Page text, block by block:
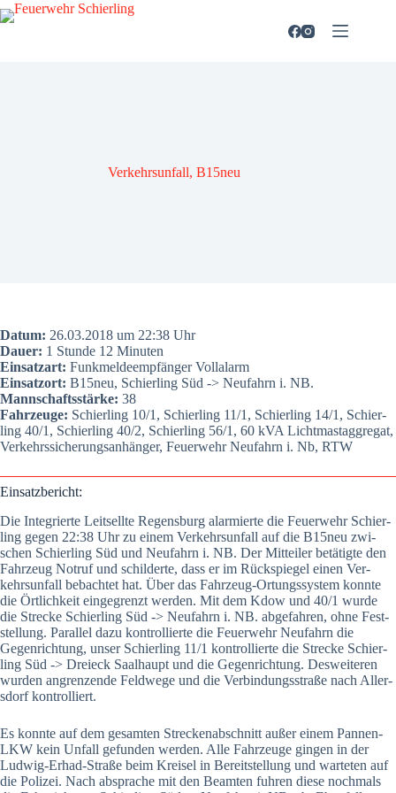
Zum
Inhalt
Ver­kehrs­un­fall, B15neu
Datum: 26.03.2018 um 22:38 Uhr
Dau­er: 1 Stun­de 12 Minu­ten
Ein­satz­art: Funk­mel­de­emp­fän­ger Voll­alarm
Ein­satz­ort: B15neu, Schier­ling Süd -> Neu­fahrn i. NB.
Mann­schafts­stär­ke: 38
Fahr­zeu­ge: Schier­ling 10/1, Schier­ling 11/1, Schier­ling 14/1, Schier­
ling 40/1, Schier­ling 40/2, Schier­ling 56/1, 60 kVA Licht­mast­ag­gre­gat,
Ver­kehrs­si­che­rungs­an­hän­ger, Feu­er­wehr Neu­fahrn i. Nb, RTW
Ein­satz­be­richt:
Die Inte­grier­te Leits­ell­te Regens­burg alar­mier­te die Feu­er­wehr Schier­
ling gegen 22:38 Uhr zu einem Ver­kehrs­un­fall auf die B15neu zwi­
schen Schier­ling Süd und Neu­fahrn i. NB. Der Mit­tei­ler betä­tig­te den
Fahr­zeug Not­ruf und schil­der­te, dass er im Rück­spie­gel einen Ver­
kehrs­un­fall bebach­tet hat. Über das Fahr­zeug-Ortungs­sys­tem konn­te
die Ört­lich­keit ein­ge­grenzt wer­den. Mit dem Kdow und 40/1 wur­de
die Stre­cke Schier­ling Süd -> Neu­fahrn i. NB. abge­fah­ren, ohne Fest­
stel­lung. Par­al­lel dazu kon­trol­lier­te die Feu­er­wehr Neu­fahrn die
Gegen­rich­tung, unser Schier­ling 11/1 kon­trol­lier­te die Stre­cke Schier­
ling Süd -> Drei­eck Saal­haupt und die Gegen­rich­tung. Des­wei­te­ren
wur­den angren­zen­de Feld­we­ge und die Ver­bin­dungs­stra­ße nach Aller­
s­dorf kon­trol­liert.
Es konn­te auf dem gesam­ten Stre­cken­ab­schnitt außer einem Pan­nen-
LKW kein Unfall gefun­den wer­den. Alle Fahr­zeu­ge gin­gen in der
Lud­wig-Erhad-Stra­ße beim Krei­sel in Bereit­stel­lung und war­te­ten auf
die Poli­zei. Nach abspra­che mit den Beam­ten fuh­ren die­se noch­mals